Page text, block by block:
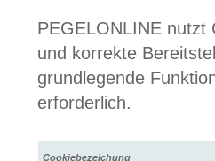
PEGELONLINE nutzt
und korrekte
grundlegende
erforderlich.
Cookiebezeichung